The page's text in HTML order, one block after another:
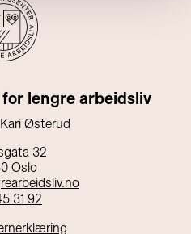
lengre arbeidsliv
Østerud
32
Oslo
31 92